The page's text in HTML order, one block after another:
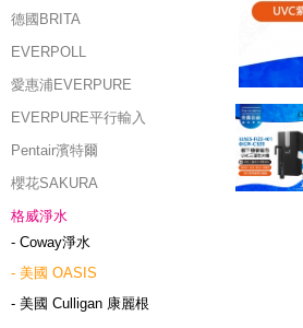
德國BRITA
EVERPOLL
愛惠浦EVERPURE
EVERPURE平行輸入
Pentair濱特爾
櫻花SAKURA
格威淨水
- Coway淨水
- 美國 OASIS
- 美國 Culligan 康麗根